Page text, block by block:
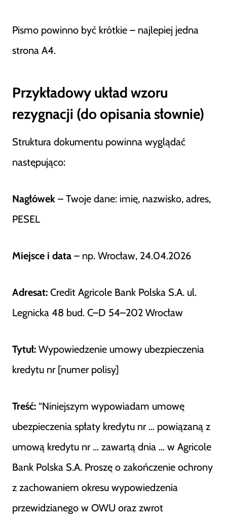
Pismo powinno być krótkie – najlepiej jedna
strona A4.
Przykładowy układ wzoru
rezygnacji (do opisania słownie)
Struktura dokumentu powinna wyglądać
następująco:
Nagłówek – Twoje dane: imię, nazwisko, adres,
PESEL
Miejsce i data – np. Wrocław, 24.04.2026
Adresat: Credit Agricole Bank Polska S.A. ul.
Legnicka 48 bud. C–D 54–202 Wrocław
Tytuł: Wypowiedzenie umowy ubezpieczenia
kredytu nr [numer polisy]
Treść: “Niniejszym wypowiadam umowę
ubezpieczenia spłaty kredytu nr … powiązaną z
umową kredytu nr … zawartą dnia … w Agricole
Bank Polska S.A. Proszę o zakończenie ochrony
z zachowaniem okresu wypowiedzenia
przewidzianego w OWU oraz zwrot